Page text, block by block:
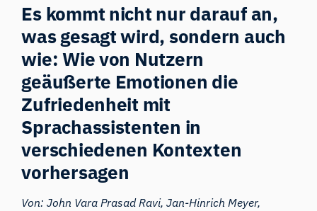
Es kommt nicht nur darauf an,
was gesagt wird, sondern auch
wie: Wie von Nutzern
geäußerte Emotionen die
Zufriedenheit mit
Sprachassistenten in
verschiedenen Kontexten
vorhersagen
Von: John Vara Prasad Ravi, Jan-Hinrich Meyer,